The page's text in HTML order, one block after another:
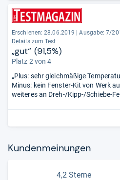
Erschienen: 28.06.2019 | Ausgabe: 7/
Details zum Test
„gut“ (91,5%)
Platz 2 von 4
„Plus: sehr gleichmäßige
Minus: kein Fenster-Kit von Werk
weiteres an Dreh-/Kipp-/Schiebe-
Kun­den­mei­nun­gen
4,2 Sterne